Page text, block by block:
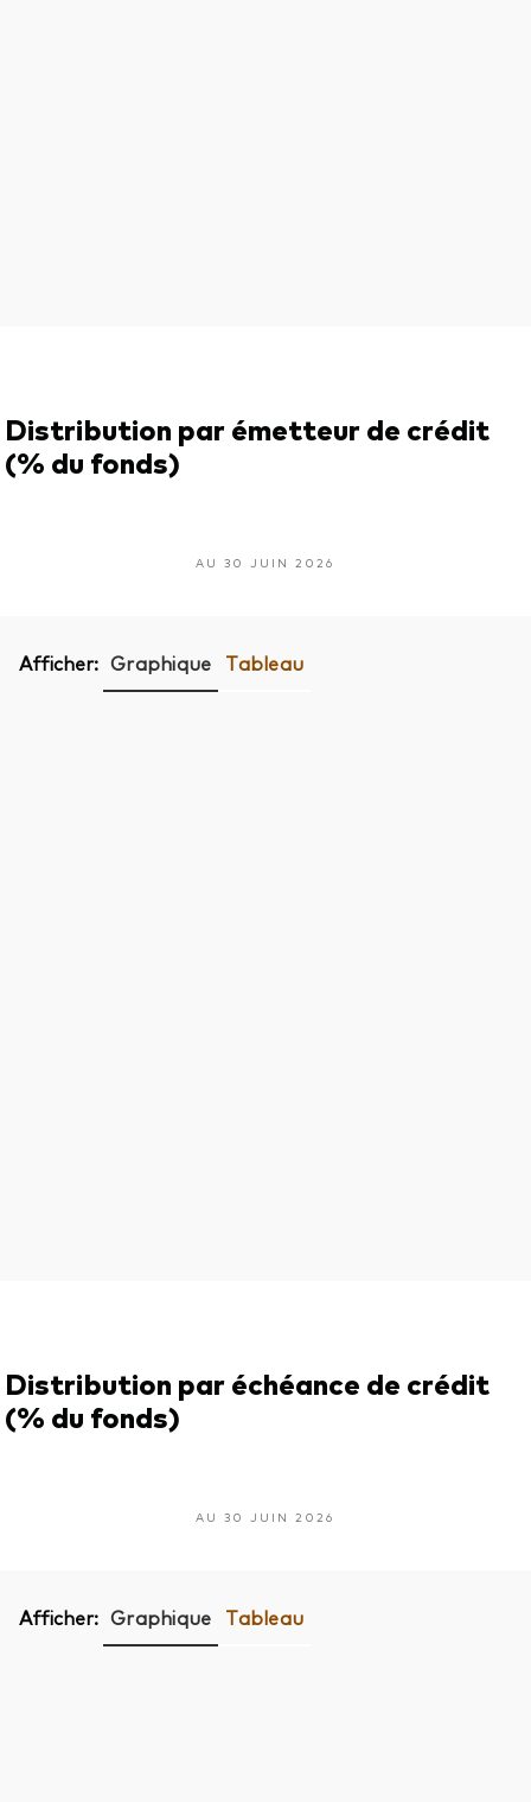
Distribution par émetteur de crédit
(% du fonds)
AU 30 JUIN 2026
Afficher: Graphique Tableau
Distribution par échéance de crédit
(% du fonds)
AU 30 JUIN 2026
Afficher: Graphique Tableau